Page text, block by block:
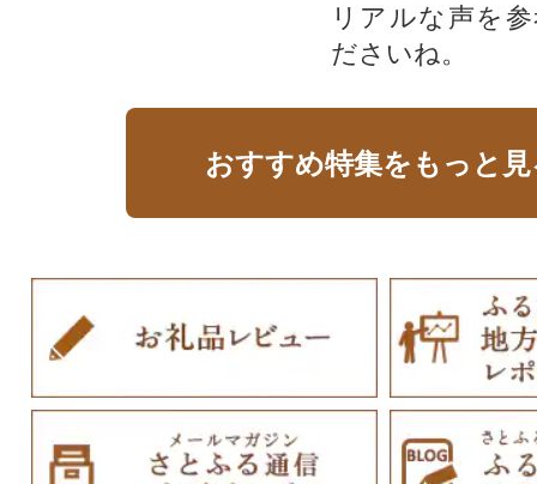
リアルな声を
ださいね。
おすすめ特集をもっと